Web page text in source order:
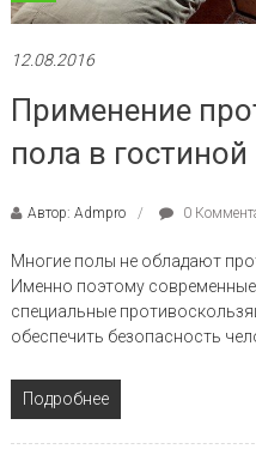
12.08.2016
Применение
пола в гостиной
Автор: Admpro 0
Многие полы не обладают
Именно поэтому
специальные
обеспечить безопасность
Подробнее